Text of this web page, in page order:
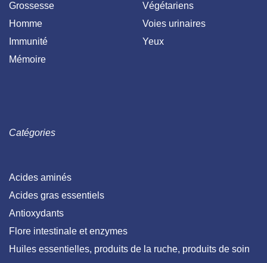
Grossesse
Homme
Immunité
Mémoire
Végétariens
Voies urinaires
Yeux
Catégories
Acides aminés
Acides gras essentiels
Antioxydants
Flore intestinale et enzymes
Huiles essentielles, produits de la ruche, produits de soin